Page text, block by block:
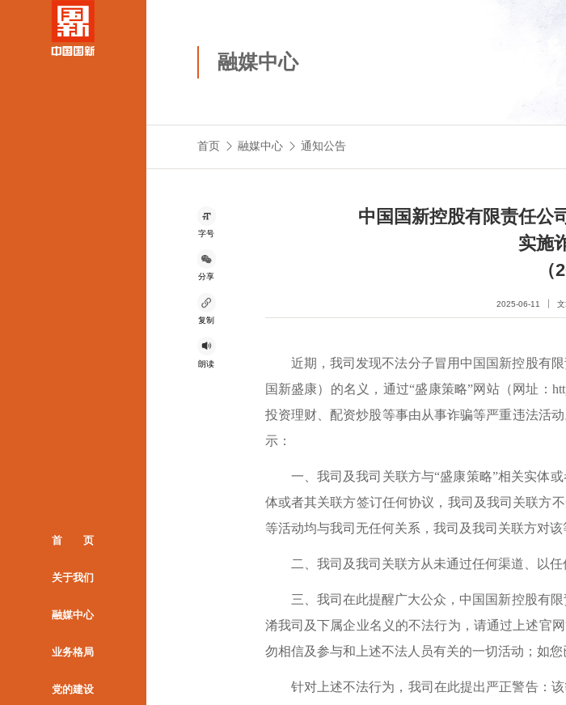
首 页
关于我们
融媒中心
业务格局
党的建设
融媒中心
首页 融媒中心 通知公告
中国国新控股有限责任公
实施
2025-06-11
近期 ， 我司发现不法分子冒用中国国新控股有限
国新盛康） 的名义 ， 通过“盛康策略”网站（网址：
投资理财、配资炒股等事由从事诈骗等严重违法活
示：
一、 我司及我司关联方与“盛康策略”相关实体
体或者其关联方签订任何协议，我司及我司关联方
等活动均与我司无任何关系，我司及我司关联方对该
二、我司及我司关联方从未通过任何渠道、以
三、 我司 在此提醒广大公众 ，中国国新控股有
淆我司及下属企业名义的不法行为， 请通过 上述官
勿相信及参与和上述不法人员有关的一切活动；如您
针对上述不法行为，我司在此提出严正警告：
字号
分享
复制
朗读